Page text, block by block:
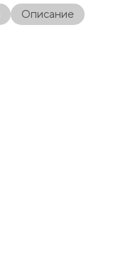
Описание